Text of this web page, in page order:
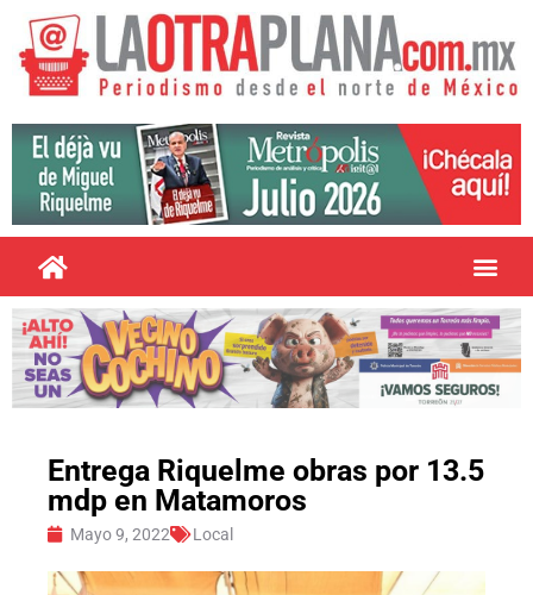
Entrega Riquelme obras por 13.5
mdp en Matamoros
Mayo 9, 2022 Local